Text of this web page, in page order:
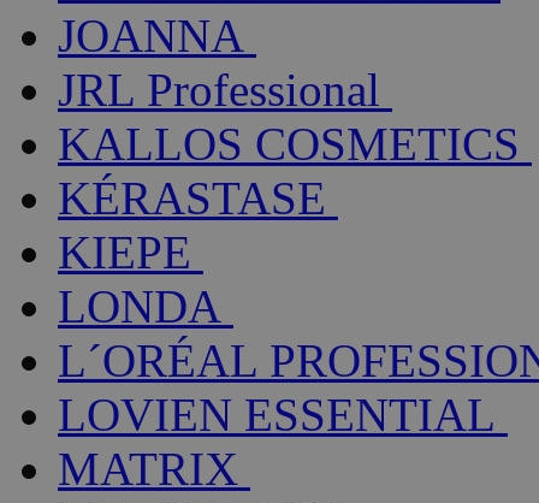
JOANNA
JRL Professional
KALLOS COSMETICS
KÉRASTASE
KIEPE
LONDA
L´ORÉAL
LOVIEN ESSENTIAL
MATRIX